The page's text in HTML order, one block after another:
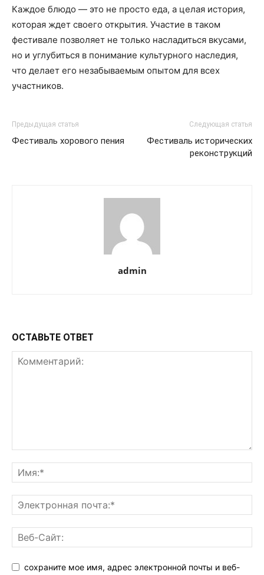
Каждое блюдо — это не просто еда, а целая история,
которая ждет своего открытия. Участие в таком
фестивале позволяет не только насладиться вкусами,
но и углубиться в понимание культурного наследия,
что делает его незабываемым опытом для всех
участников.
Предыдущая статья
Фестиваль хорового пения
Следующая статья
Фестиваль исторических
реконструкций
admin
ОСТАВЬТЕ ОТВЕТ
сохраните мое имя, адрес электронной почты и веб-